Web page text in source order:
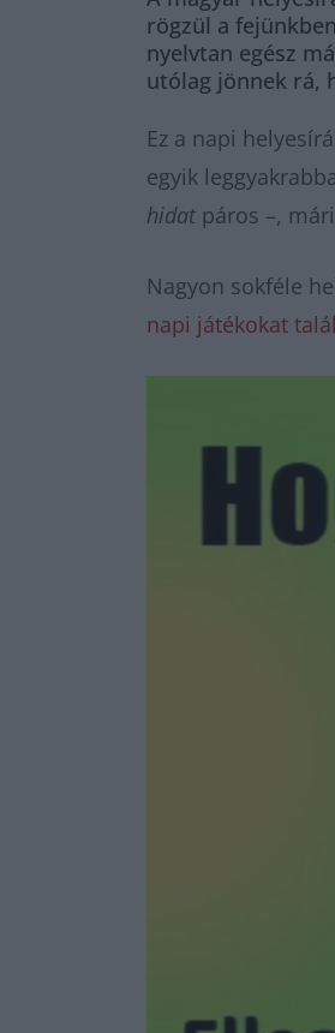
rögzül a
nyelvtan egész
utólag jönnek rá,
Ez a napi
egyik
hidat páros –,
Nagyon sokféle
napi játékokat